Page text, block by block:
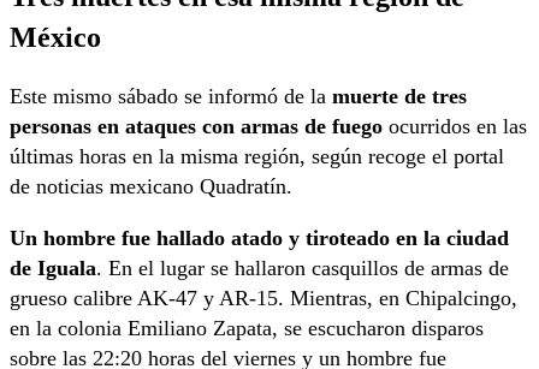
México
Este mismo sábado se informó de la muerte de tres
personas en ataques con armas de fuego ocurridos en las
últimas horas en la misma región, según recoge el portal
de noticias mexicano Quadratín.
Un hombre fue hallado atado y tiroteado en la ciudad
de Iguala. En el lugar se hallaron casquillos de armas de
grueso calibre AK-47 y AR-15. Mientras, en Chipalcingo,
en la colonia Emiliano Zapata, se escucharon disparos
sobre las 22:20 horas del viernes y un hombre fue